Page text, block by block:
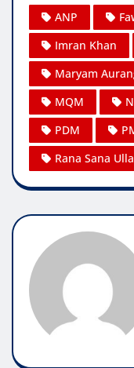
ANP
Imran Khan
Maryam
MQM
PDM
Rana Sana